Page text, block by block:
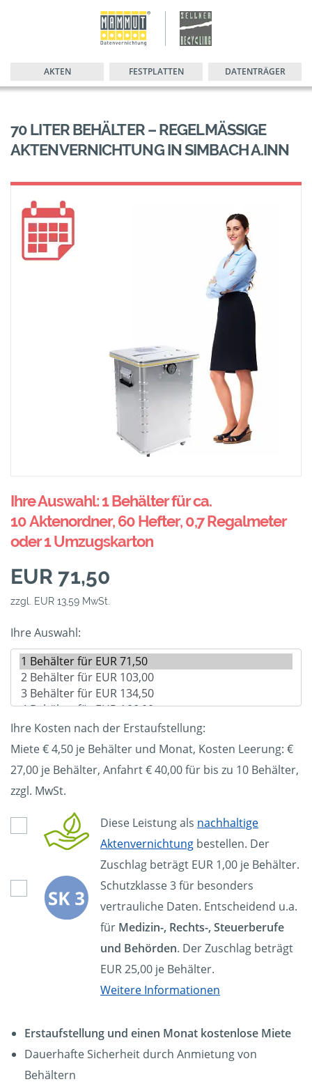
AKTEN FESTPLATTEN DATENTRÄGER
70 LITER BEHÄLTER – REGELMÄSSIGE A
KTENVERNICHTUNG IN SIMBACH A.INN
Ihre Auswahl: 1 Behälter für ca.
10 Aktenordner, 60 Hefter, 0,7 Regalmeter
oder 1 Umzugskarton
EUR 71,50
zzgl. EUR 13,59 MwSt.
Ihre Auswahl:
Ihre Kosten nach der Erstaufstellung:
Miete € 4,50 je Behälter und Monat, Kosten Leerung: €
27,00 je Behälter, Anfahrt € 40,00 für bis zu 10 Behälter,
zzgl. MwSt.
Diese Leistung als nachhaltige
Aktenvernichtung bestellen. Der
Zuschlag beträgt EUR 1,00 je Behälter.
Schutzklasse 3 für besonders
vertrauliche Daten. Entscheidend u.a.
für Medizin-, Rechts-, Steuerberufe
und Behörden. Der Zuschlag beträgt
EUR 25,00 je Behälter.
Weitere Informationen
Erstaufstellung und einen Monat kostenlose Miete
Dauerhafte Sicherheit durch Anmietung von
Behältern